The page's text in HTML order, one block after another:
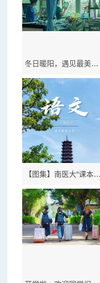
冬日暖阳，遇见最美的光——光影叙事决赛在顺德医院举行
【图集】南医大“课本封面”